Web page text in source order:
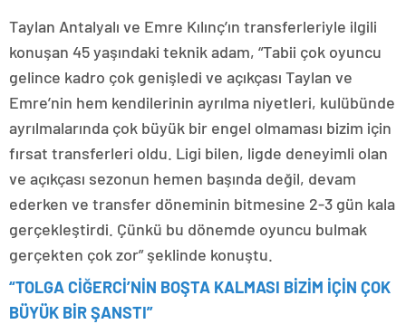
Taylan Antalyalı ve Emre Kılınç’ın transferleriyle ilgili
konuşan 45 yaşındaki teknik adam, “Tabii çok oyuncu
gelince kadro çok genişledi ve açıkçası Taylan ve
Emre’nin hem kendilerinin ayrılma niyetleri, kulübünde
ayrılmalarında çok büyük bir engel olmaması bizim için
fırsat transferleri oldu. Ligi bilen, ligde deneyimli olan
ve açıkçası sezonun hemen başında değil, devam
ederken ve transfer döneminin bitmesine 2-3 gün kala
gerçekleştirdi. Çünkü bu dönemde oyuncu bulmak
gerçekten çok zor” şeklinde konuştu.
“TOLGA CİĞERCİ’NİN BOŞTA KALMASI BİZİM İÇİN ÇOK
BÜYÜK BİR ŞANSTI”